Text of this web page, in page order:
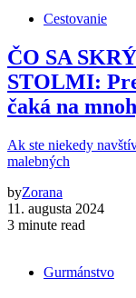
Cestovanie
ČO SA
STOLMI:
čaká na
Ak ste niekedy
malebných
byZorana
11. augusta 2024
3 minute read
Gurmánstvo